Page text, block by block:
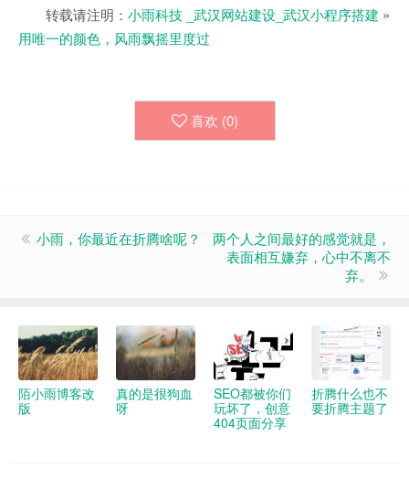
转载请注明： 小雨科技 _武汉网站建设_武汉小程序搭建 »
用唯一的颜色，风雨飘摇里度过
喜欢 (0)
小雨，你最近在折腾啥呢？
两个人之间最好的感觉就是，
表面相互嫌弃，心中不离不
弃。
陌小雨博客改
版
真的是很狗血
呀
SEO都被你们
玩坏了，创意
404页面分享
折腾什么也不
要折腾主题了